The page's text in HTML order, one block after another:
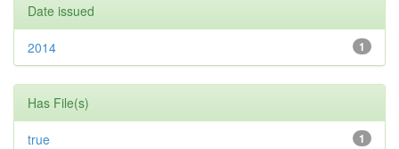
Date issued
1
2014
Has File(s)
1
true